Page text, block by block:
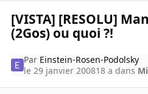
[VISTA] [RESOLU]
(2Gos) ou quoi ?!
Par Einstein-Rosen-Podolsky
le 29 janvier 200818 a dans